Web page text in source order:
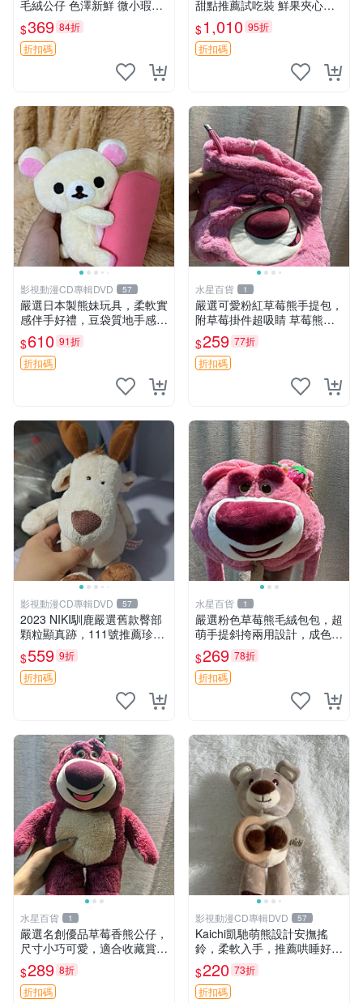
毛絨公仔 色澤新鮮 微小瑕疵
可收藏 中古 安撫熊 條紋公仔
$369 84折
折扣碼
甜點推薦試吃裝 鮮果夾心糖
果，甜蜜滋味享不停 薄荷草
莓 奶油心 60粒 mini小甜心糖
果，水果味夾心零食裝 心形
$1,010 95折
折扣碼
影視動漫CD專輯DVD 57
嚴選日本製熊妹玩具，柔軟實
感伴手好禮，豆袋質地手感
佳，抱枕小熊 recom 推薦 白
色豆袋 玩具
$610 91折
折扣碼
水星百貨 1
嚴選可愛粉紅草莓熊手提包，
附草莓掛件超吸睛 草莓熊手
提包 草莓掛件 可愛portunes
e
$259 77折
折扣碼
影視動漫CD專輯DVD 57
2023 NIKI馴鹿嚴選舊款臀部
顆粒顯真跡，111號推薦珍藏
品 馴鹿 舊款 尾巴顆粒
$559 9折
折扣碼
水星百貨 1
嚴選粉色草莓熊毛絨包包，超
萌手提斜挎兩用設計，成色上
佳容量大 粉紅草莓 毛絨包 超
大容量
$269 78折
折扣碼
水星百貨 1
嚴選名創優品草莓香熊公仔，
尺寸小巧可愛，適合收藏賞玩
30cm 玩具 公仔 草莓熊
$289 8折
折扣碼
影視動漫CD專輯DVD 57
Kaichi凱馳萌熊設計安撫搖
鈴，柔軟入手，推薦哄睡好選
擇 熊公仔 安撫玩具 喂食環
$220 73折
折扣碼